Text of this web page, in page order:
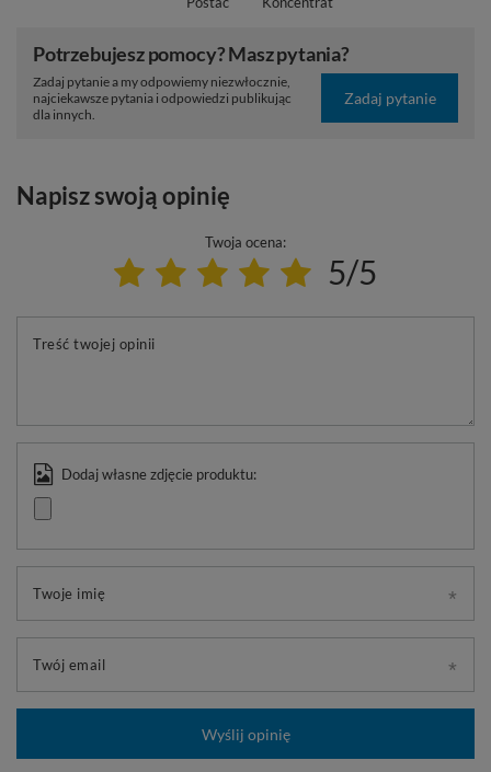
Potrzebujesz pomocy? Masz pytania?
Zadaj pytanie a my odpowiemy niezwłocznie,
najciekawsze pytania i odpowiedzi publikując
dla innych.
Zadaj pytanie
Napisz swoją opinię
Twoja ocena:
5/5
Treść twojej opinii
Dodaj własne zdjęcie produktu:
Twoje imię
Twój email
Wyślij opinię